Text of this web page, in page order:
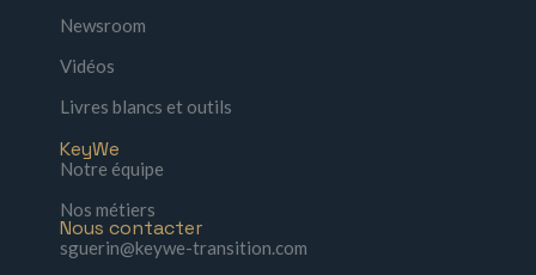
Newsroom
Vidéos
Livres blancs et outils
KeyWe
Notre équipe
Nos métiers
Nous contacter
sguerin@keywe-transition.com